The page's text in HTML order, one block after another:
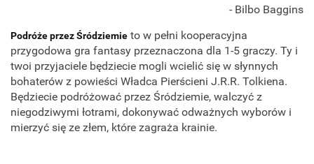
- Bilbo Baggins
Podróże przez Śródziemie to w pełni kooperacyjna
przygodowa gra fantasy przeznaczona dla 1-5 graczy. Ty i
twoi przyjaciele będziecie mogli wcielić się w słynnych
bohaterów z powieści Władca Pierścieni J.R.R. Tolkiena.
Będziecie podróżować przez Śródziemie, walczyć z
niegodziwymi łotrami, dokonywać odważnych wyborów i
mierzyć się ze złem, które zagraża krainie.